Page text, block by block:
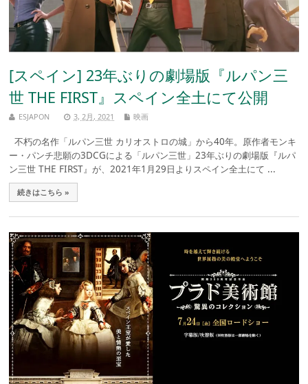
[スペイン] 23年ぶりの劇場版『ルパン三
世 THE FIRST』スペイン全土にて公開
ESJAPON 3, 2月, 2021 映画
不朽の名作「ルパン三世 カリオストロの城」から40年。原作者モンキ
ー・パンチ悲願の3DCGによる「ルパン三世」23年ぶりの劇場版『ルパ
ン三世 THE FIRST』が、2021年1月29日よりスペイン全土にて ...
続きはこちら »